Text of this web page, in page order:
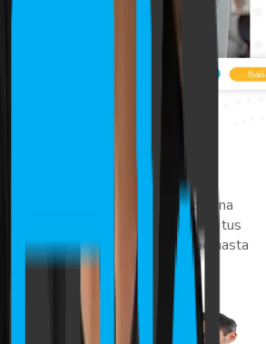
en tus instalaciones. Ofrecemos una
de marcajes que se adaptan a tus
desde tarjetas de proximidad hasta